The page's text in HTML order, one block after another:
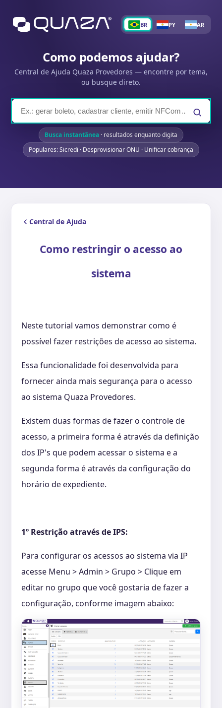
BR PY AR
Como podemos ajudar?
Central de Ajuda Quaza Provedores — encontre por tema,
ou busque direto.
Busca instantânea · resultados enquanto digita
Populares: Sicredi · Desprovisionar ONU · Unificar cobrança
Central de Ajuda
Como restringir o acesso ao
sistema
Neste tutorial vamos demonstrar como é
possível fazer restrições de acesso ao sistema.
Essa funcionalidade foi desenvolvida para
fornecer ainda mais segurança para o acesso
ao sistema Quaza Provedores.
Existem duas formas de fazer o controle de
acesso, a primeira forma é através da definição
dos IP's que podem acessar o sistema e a
segunda forma é através da configuração do
horário de expediente.
1º Restrição através de IPS:
Para configurar os acessos ao sistema via IP
acesse Menu > Admin > Grupo > Clique em
editar no grupo que você gostaria de fazer a
configuração, conforme imagem abaixo: